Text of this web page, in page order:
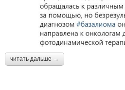
читать дальше →